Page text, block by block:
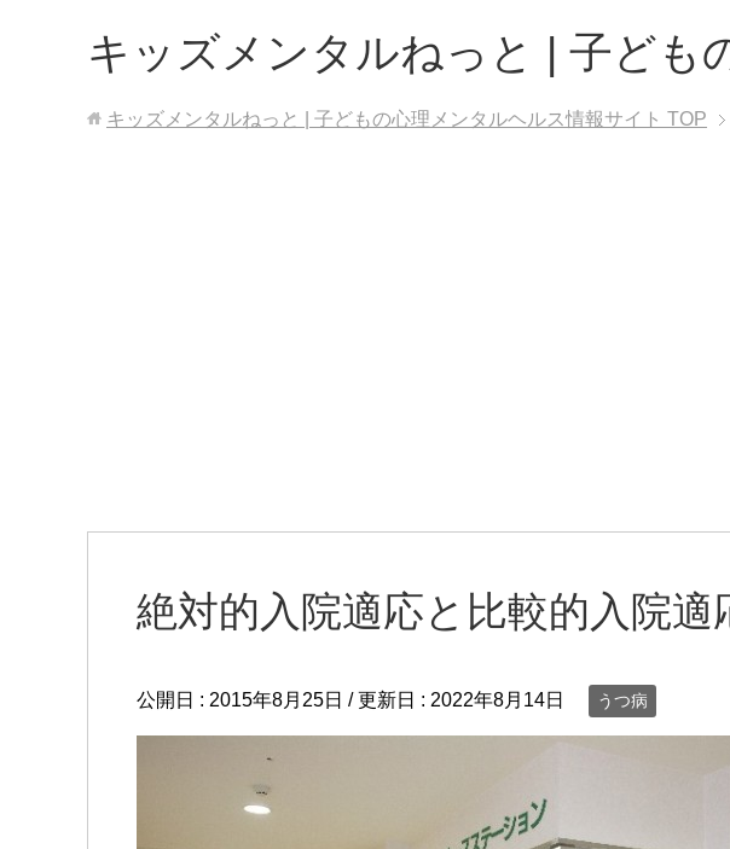
キッズメンタルねっと | 子ども
キッズメンタルねっと | 子どもの心理メンタルヘルス情報サイト TOP
絶対的入院適応と比較的入院適
公開日 : 2015年8月25日 / 更新日 : 2022年8月14日 うつ病